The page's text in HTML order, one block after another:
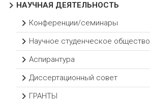
НАУЧНАЯ ДЕЯТЕЛЬНОСТЬ
Конференции/семинары
Научное студенческое общество
Аспирантура
Диссертационный совет
ГРАНТЫ